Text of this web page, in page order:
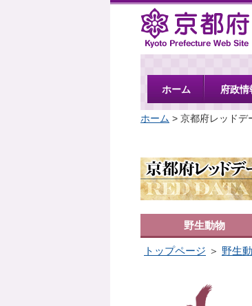
京都府
ホーム 府政情
ホーム > 京都府レッドデ
野生動物
トップページ ＞ 野生